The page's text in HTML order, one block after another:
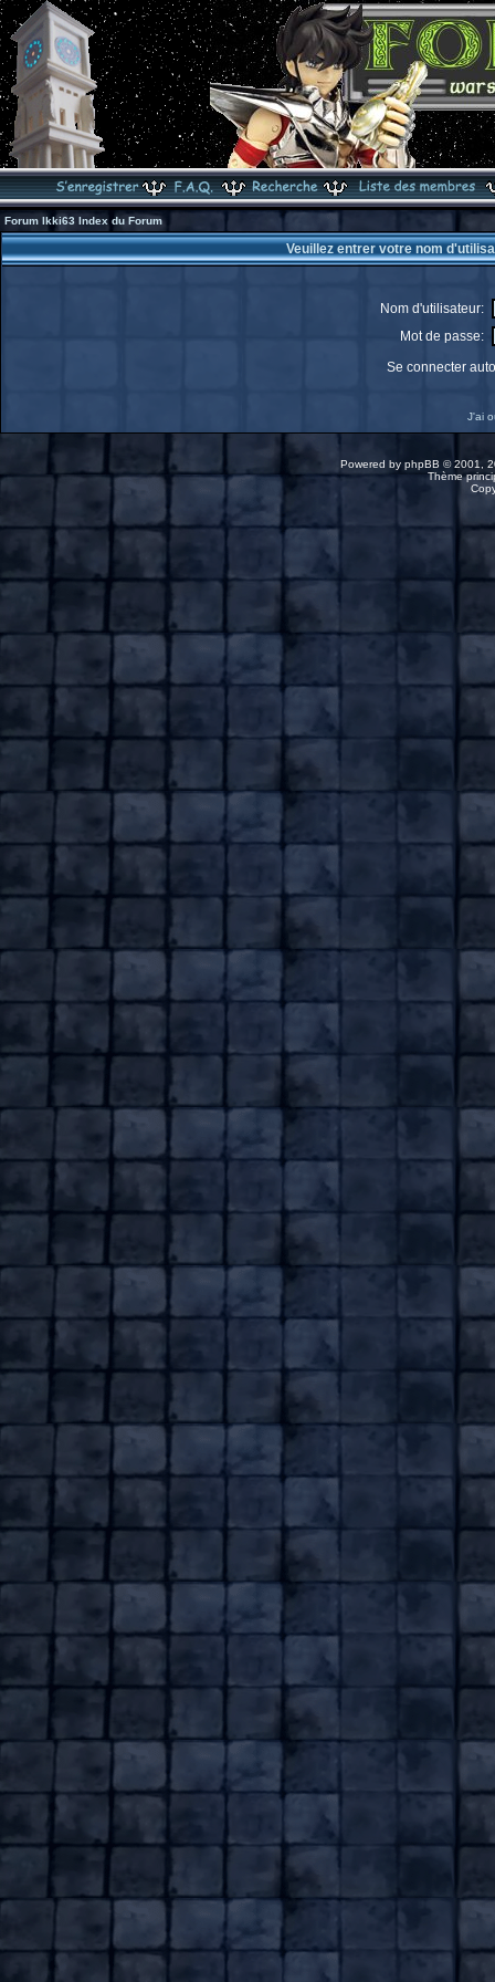
Forum Ikki63 Index du Forum
Veuillez entrer votre nom
Nom d'utilisateur:
Mot de passe:
Se connecter
J'ai
Powered by phpBB © 2001,
Thème